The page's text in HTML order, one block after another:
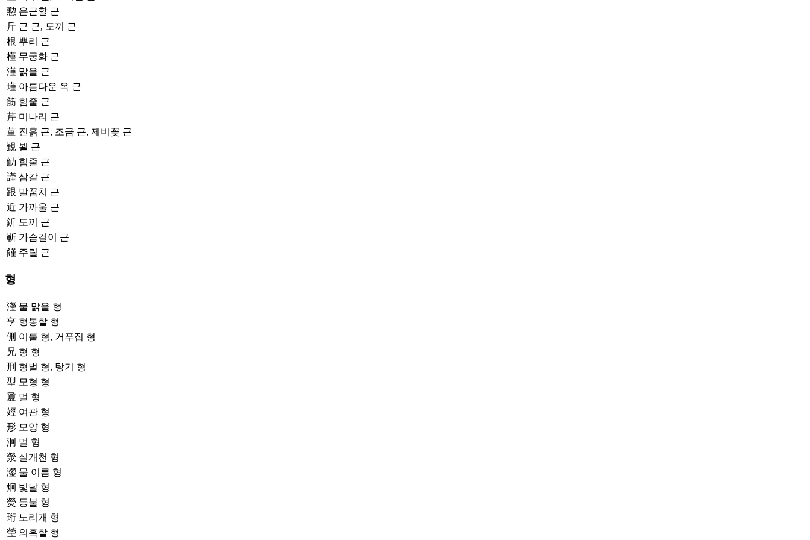
懃 은근할 근
斤 근 근, 도끼 근
根 뿌리 근
槿 무궁화 근
漌 맑을 근
瑾 아름다운 옥 근
筋 힘줄 근
芹 미나리 근
菫 진흙 근, 조금 근, 제비꽃 근
覲 뵐 근
觔 힘줄 근
謹 삼갈 근
跟 발꿈치 근
近 가까울 근
釿 도끼 근
靳 가슴걸이 근
饉 주릴 근
형
瀅 물 맑을 형
亨 형통할 형
侀 이룰 형, 거푸집 형
兄 형 형
刑 형벌 형, 탕기 형
型 모형 형
夐 멀 형
娙 여관 형
形 모양 형
泂 멀 형
滎 실개천 형
灐 물 이름 형
炯 빛날 형
熒 등불 형
珩 노리개 형
瑩 의혹할 형